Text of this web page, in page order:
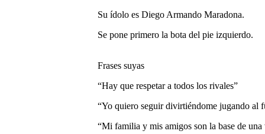
Su ídolo es Diego Armando Maradona.
Se pone primero la bota del pie izquierdo.
Frases suyas
“Hay que respetar a todos los rivales”
“Yo quiero seguir divirtiéndome jugando al
“Mi familia y mis amigos son la base de una